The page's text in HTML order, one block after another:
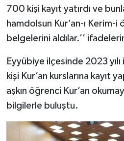
700 kişi kayıt yatırdı ve
hamdolsun Kur’an-ı Kerim-i
belgelerini aldılar.’’
Eyyübiye ilçesinde 2023
kişi Kur’an kurslarına kayıt
aşkın öğrenci Kur’an
bilgilerle buluştu.